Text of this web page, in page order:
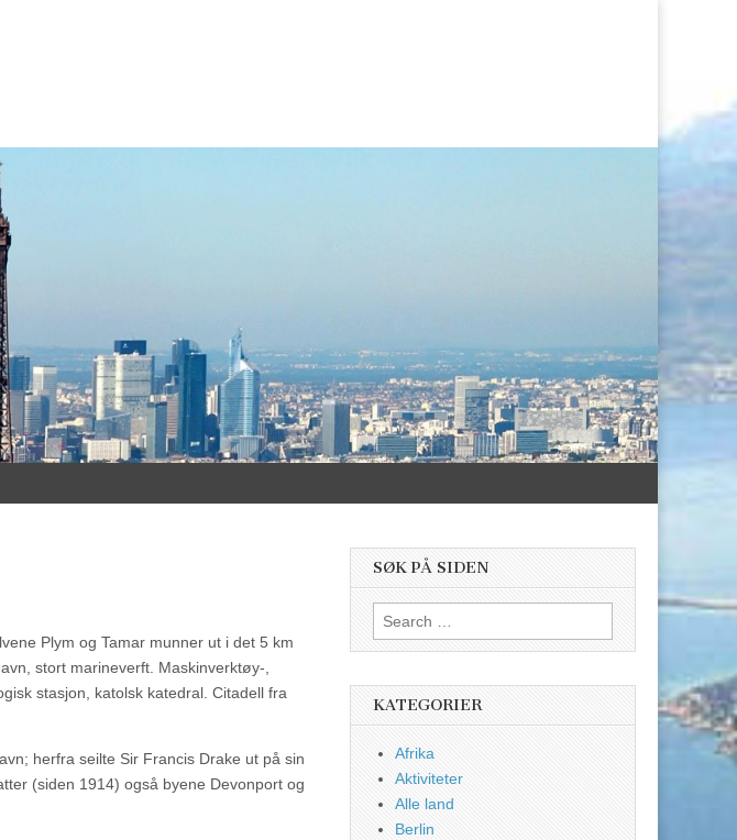
Plym og Tamar munner ut i det 5 km
stort marineverft. Maskinverktøy-,
stasjon, katolsk katedral. Citadell fra
herfra seilte Sir Francis Drake ut på sin
(siden 1914) også byene Devonport og
SØK PÅ SIDEN
Search
for:
KATEGORIER
Afrika
Aktiviteter
Alle land
Berlin